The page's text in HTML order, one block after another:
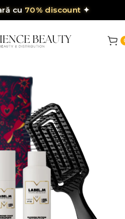
cu 70% discount ✦